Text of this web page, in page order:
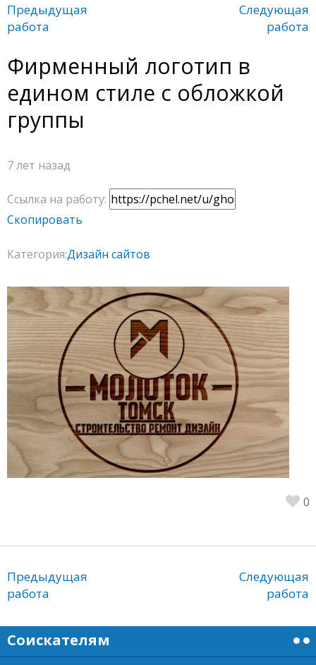
Предыдущая
работа
Следующая
работа
Фирменный логотип в
едином стиле с обложкой
группы
7 лет назад
Ссылка на работу:
Скопировать
Категория:Дизайн сайтов
0
Предыдущая
работа
Следующая
работа
Соискателям